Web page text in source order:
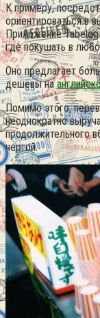
К примеру,
ориентироваться в
Приложение
где покушать в
Оно предлагает
дешёвы на
Помимо этого,
неоднократно
продолжительного
чертой.